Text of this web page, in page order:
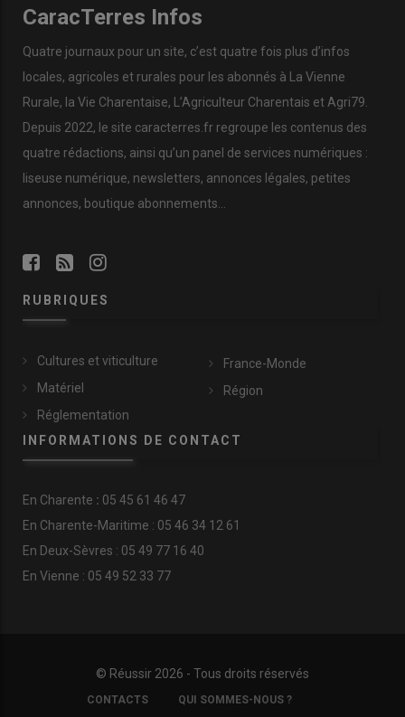
CaracTerres Infos
Quatre journaux pour un site, c’est quatre fois plus d’infos
locales, agricoles et rurales pour les abonnés à La Vienne
Rurale, la Vie Charentaise, L’Agriculteur Charentais et Agri79.
Depuis 2022, le site caracterres.fr regroupe les contenus des
quatre rédactions, ainsi qu’un panel de services numériques :
liseuse numérique, newsletters, annonces légales, petites
annonces, boutique abonnements…
RUBRIQUES
Cultures et viticulture
Matériel
Réglementation
France-Monde
Région
INFORMATIONS DE CONTACT
En Charente : 05 45 61 46 47
En Charente-Maritime : 05 46 34 12 61
En Deux-Sèvres : 05 49 77 16 40
En Vienne : 05 49 52 33 77
© Réussir 2026 - Tous droits réservés
COPYRIGHTCONTACTS QUI SOMMES-NOUS ?